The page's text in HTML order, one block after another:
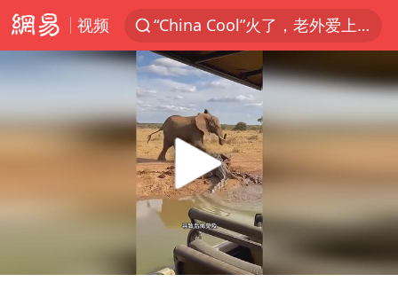
视频
“China Cool”火了，老外爱上中国避暑游
四川宜宾市珙县发生3.4级地震
香港宏福苑火灾或由烟头引起
周末打虎 宋致远被查
白海豚将正面袭击贯穿浙江
Play
00:48